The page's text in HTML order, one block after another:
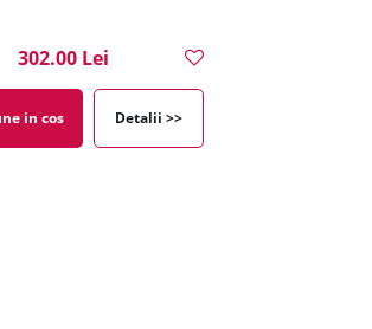
302.00 Lei
in cos Detalii >>